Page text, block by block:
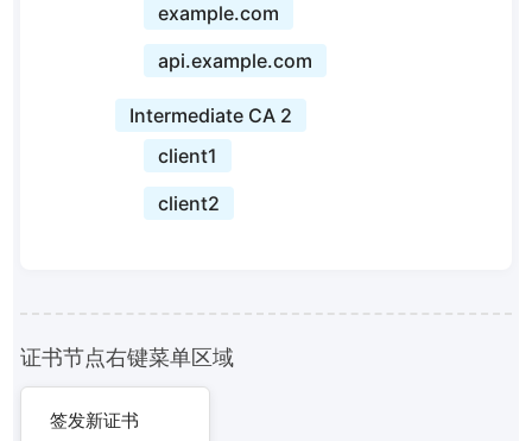
example.com
api.example.com
Intermediate CA 2
client1
client2
证书节点右键菜单区域
签发新证书